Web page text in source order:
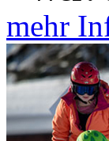
mehr